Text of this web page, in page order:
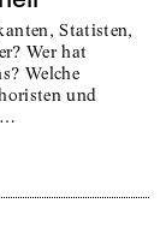
Statisten,
Wer hat
Welche
und
…